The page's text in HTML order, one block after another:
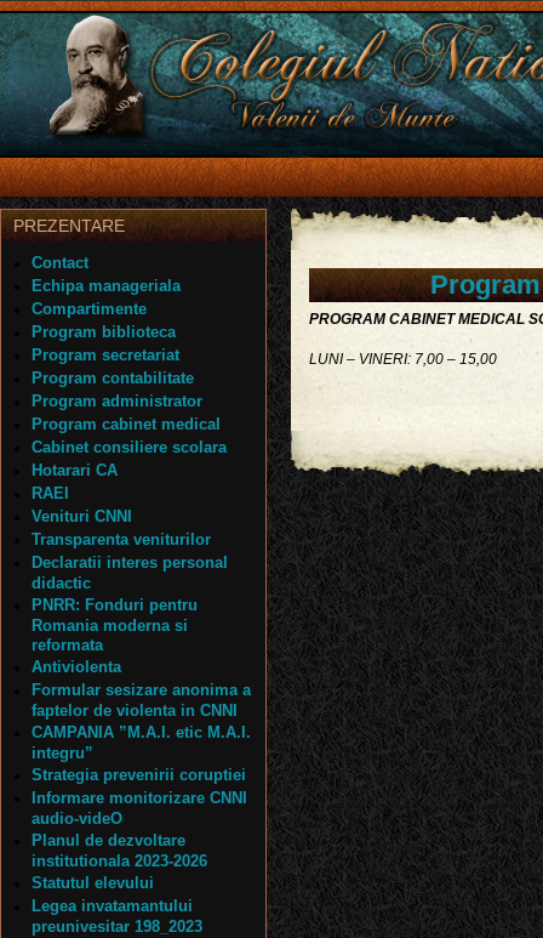
PROGRAM CABINET MEDICAL
LUNI – VINERI: 7,00 – 15,00
PREZENTARE
Contact
Echipa manageriala
Compartimente
Program biblioteca
Program secretariat
Program contabilitate
Program administrator
Program cabinet medical
Cabinet consiliere scolara
Hotarari CA
RAEI
Venituri CNNI
Transparenta veniturilor
Declaratii interes personal
didactic
PNRR: Fonduri pentru
Romania moderna si
reformata
Antiviolenta
Formular sesizare anonima a
faptelor de violenta in CNNI
CAMPANIA ”M.A.I. etic M.A.I.
integru”
Strategia prevenirii coruptiei
Informare monitorizare CNNI
audio-videO
Planul de dezvoltare
institutionala 2023-2026
Statutul elevului
Legea invatamantului
preunivesitar 198_2023